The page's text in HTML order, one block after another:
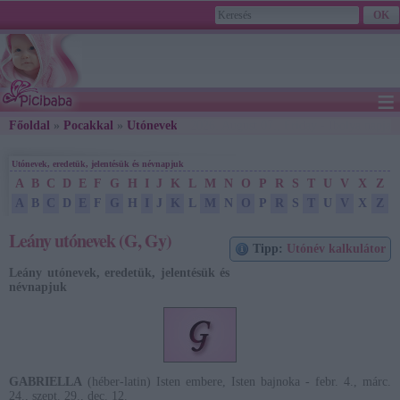
≡
Főoldal » Pocakkal » Utónevek
Utónevek, eredetük, jelentésük és névnapjuk
A B C D E F G H J K L M N O P R S T U V X
Z
A
B C D F G H J K L M N O P R S U V X Z
Tipp: Utónév kalkulátor
Leány utónevek (G, Gy)
Leány utónevek, eredetük, jelentésük és
névnapjuk
GABRIELLA (héber-latin) Isten embere, Isten bajnoka - febr. 4., márc.
24., szept. 29., dec. 12.